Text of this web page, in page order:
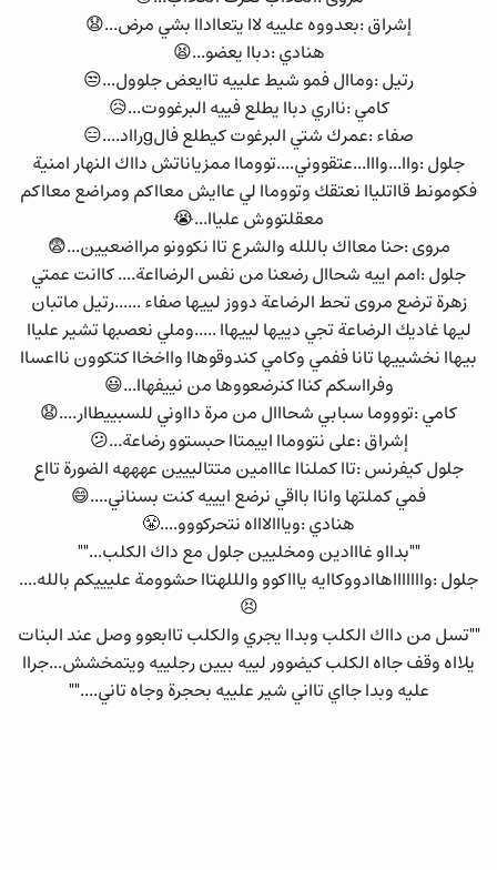
إشراق :بعدووه علييه لاا يتعااداا بشي مرض...😧
هنادي :دباا يعضو...😫
رتيل :وماال فمو شيط علييه تاايعض جلوول...😒
كامي :نااري دباا يطلع فييه البرغووت...😥
صفاء :عمرك شتي البرغوت كيطلع فالgرااد....😑
جلول :واا...وااا...عتقووني....تووماا ممزياناتش دااك النهار امنية
فكومونط قااتلياا نعتقك وتووماا لي عاايش معااكم ومراضع معااكم
معقلتووش علياا...😭
مروى :حنا معااك باللله والشرع تاا نكوونو مرااضعيين...😨
جلول :امم اييه شحاال رضعنا من نفس الرضااعة.... كاانت عمتي
زهرة ترضع مروى تحط الرضاعة دووز لييها صفاء ......رتيل ماتبان
ليها غاديك الرضاعة تجي دييها لييهاا .....وملي نعصبها تشير علياا
بيهاا نخشييها تانا ففمي وكامي كندوقوهاا وااخخاا كتكوون نااعساا
وفرااسكم كناا كنرضعووها من نييفهاا...😃
كامي :توووما سبابي شحااال من مرة دااوني للسبييطاار....😧
إشراق :على نتووماا اييمتاا حبستوو رضاعة...😕
جلول كيفرنس :تاا كملناا عااامين متتالييين عهههه الضورة تااع
فمي كملتها واناا بااقي نرضع ايييه كنت بسناني....😄
هنادي :ويااالاااه نتحركووو....😤
""بدااو غااادين ومخليين جلول مع داك الكلب...""
جلول :واااااااهاادووكاايه ياااكوو والللهتاا حشوومة عليييكم بالله....
😣
""تسل من دااك الكلب وبداا يجري والكلب تاابعوو وصل عند البنات
يلااه وقف جااه الكلب كيضوور لييه بيين رجلييه ويتمخشش...جراا
عليه وبدا جااي تااني شير علييه بحجرة وجاه تاني....""